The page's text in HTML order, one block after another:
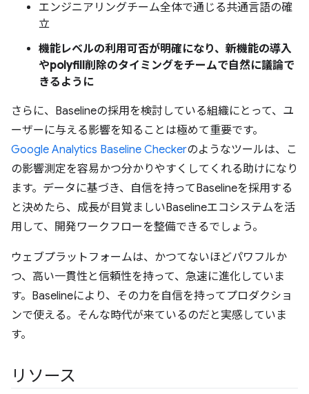
エンジニアリングチーム全体で通じる共通言語の確
立
機能レベルの利用可否が明確になり、新機能の導入
やpolyfill削除のタイミングをチームで自然に議論で
きるように
さらに、Baselineの採用を検討している組織にとって、ユ
ーザーに与える影響を知ることは極めて重要です。
Google Analytics Baseline Checkerのようなツールは、こ
の影響測定を容易かつ分かりやすくしてくれる助けになり
ます。データに基づき、自信を持ってBaselineを採用する
と決めたら、成長が目覚ましいBaselineエコシステムを活
用して、開発ワークフローを整備できるでしょう。
ウェブプラットフォームは、かつてないほどパワフルか
つ、高い一貫性と信頼性を持って、急速に進化していま
す。Baselineにより、その力を自信を持ってプロダクショ
ンで使える。そんな時代が来ているのだと実感していま
す。
リソース